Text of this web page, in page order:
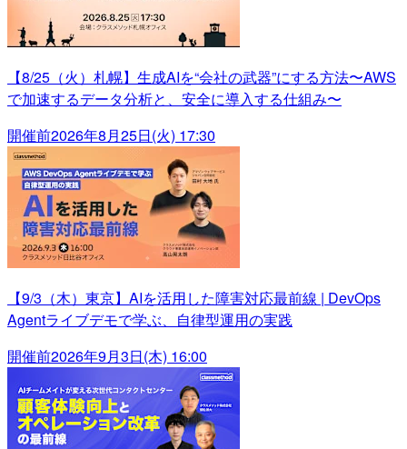
【8/25（火）札幌】生成AIを“会社の武器”にする方法〜AWS
で加速するデータ分析と、安全に導入する仕組み〜
開催前2026年8月25日(火) 17:30
【9/3（木）東京】AIを活用した障害対応最前線 | DevOps
Agentライブデモで学ぶ、自律型運用の実践
開催前2026年9月3日(木) 16:00